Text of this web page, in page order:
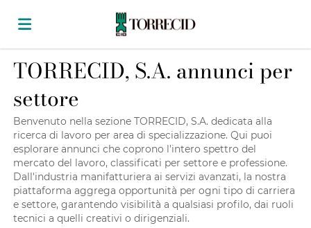
Home
Offerte
di
lavoro
Carica
il
Login
TORRECID, S.A. annunci per
settore
Benvenuto nella sezione TORRECID, S.A. dedicata alla
ricerca di lavoro per area di specializzazione. Qui puoi
esplorare annunci che coprono l'intero spettro del
mercato del lavoro, classificati per settore e professione.
Dall'industria manifatturiera ai servizi avanzati, la nostra
piattaforma aggrega opportunità per ogni tipo di carriera
e settore, garantendo visibilità a qualsiasi profilo, dai ruoli
tecnici a quelli creativi o dirigenziali.